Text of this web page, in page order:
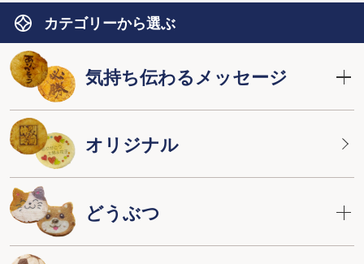
カテゴリーから選ぶ
気持ち伝わるメッセージ
オリジナル
どうぶつ